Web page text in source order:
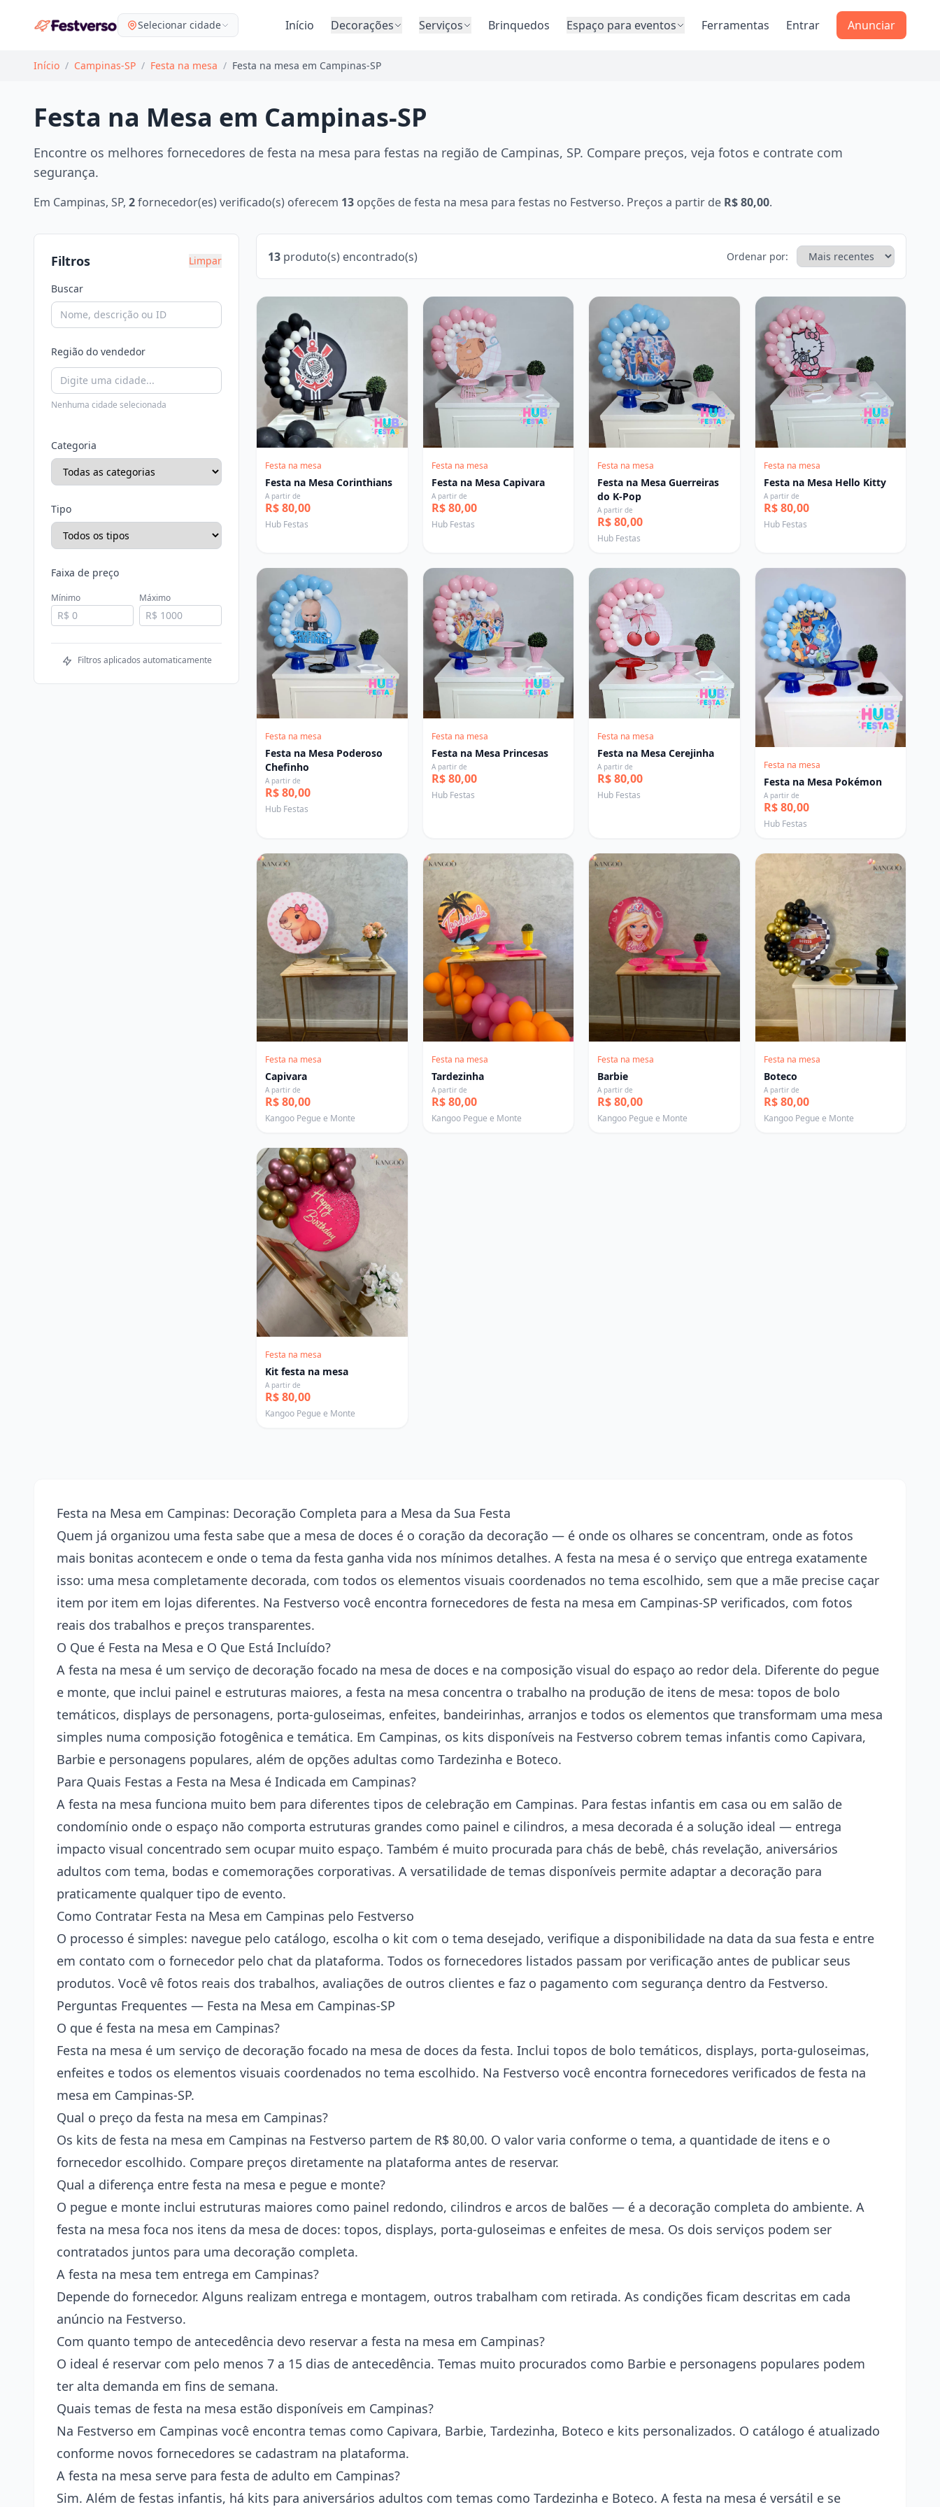
Selecionar cidade Início Decorações Serviços Brinquedos Espaço para eventos Ferramentas Entrar Anunciar
Início / Campinas-SP / Festa na mesa / Festa na mesa em Campinas-SP
Festa na Mesa em Campinas-SP
Encontre os melhores fornecedores de festa na mesa para festas na região de Campinas, SP. Compare preços, veja fotos e contrate com
segurança.
Em Campinas, SP, 2fornecedor(es) verificado(s) oferecem 13 opções de festa na mesa para festas no Festverso. Preços a partir de R$ 80,00.
Filtros Limpar
Buscar
Região do vendedor
Nenhuma cidade selecionada
Categoria
Tipo
Faixa de preço
Mínimo Máximo
Filtros aplicados automaticamente
13 produto(s) encontrado(s) Ordenar por:
Festa na mesa
Festa na Mesa Corinthians
A partir de
R$ 80,00
Hub Festas
Festa na mesa
Festa na Mesa Capivara
A partir de
R$ 80,00
Hub Festas
Festa na mesa
Festa na Mesa Guerreiras
do K-Pop
A partir de
R$ 80,00
Hub Festas
Festa na mesa
Festa na Mesa Hello Kitty
A partir de
R$ 80,00
Hub Festas
Festa na mesa
Festa na Mesa Poderoso
Chefinho
A partir de
R$ 80,00
Hub Festas
Festa na mesa
Festa na Mesa Princesas
A partir de
R$ 80,00
Hub Festas
Festa na mesa
Festa na Mesa Cerejinha
A partir de
R$ 80,00
Hub Festas
Festa na mesa
Festa na Mesa Pokémon
A partir de
R$ 80,00
Hub Festas
Festa na mesa
Capivara
A partir de
R$ 80,00
Kangoo Pegue e Monte
Festa na mesa
Tardezinha
A partir de
R$ 80,00
Kangoo Pegue e Monte
Festa na mesa
Barbie
A partir de
R$ 80,00
Kangoo Pegue e Monte
Festa na mesa
Boteco
A partir de
R$ 80,00
Kangoo Pegue e Monte
Festa na mesa
Kit festa na mesa
A partir de
R$ 80,00
Kangoo Pegue e Monte
Festa na Mesa em Campinas: Decoração Completa para a Mesa da Sua Festa
Quem já organizou uma festa sabe que a mesa de doces é o coração da decoração — é onde os olhares se concentram, onde as fotos
mais bonitas acontecem e onde o tema da festa ganha vida nos mínimos detalhes. A festa na mesa é o serviço que entrega exatamente
isso: uma mesa completamente decorada, com todos os elementos visuais coordenados no tema escolhido, sem que a mãe precise caçar
item por item em lojas diferentes. Na Festverso você encontra fornecedores de festa na mesa em Campinas-SP verificados, com fotos
reais dos trabalhos e preços transparentes.
O Que é Festa na Mesa e O Que Está Incluído?
A festa na mesa é um serviço de decoração focado na mesa de doces e na composição visual do espaço ao redor dela. Diferente do pegue
e monte, que inclui painel e estruturas maiores, a festa na mesa concentra o trabalho na produção de itens de mesa: topos de bolo
temáticos, displays de personagens, porta-guloseimas, enfeites, bandeirinhas, arranjos e todos os elementos que transformam uma mesa
simples numa composição fotogênica e temática. Em Campinas, os kits disponíveis na Festverso cobrem temas infantis como Capivara,
Barbie e personagens populares, além de opções adultas como Tardezinha e Boteco.
Para Quais Festas a Festa na Mesa é Indicada em Campinas?
A festa na mesa funciona muito bem para diferentes tipos de celebração em Campinas. Para festas infantis em casa ou em salão de
condomínio onde o espaço não comporta estruturas grandes como painel e cilindros, a mesa decorada é a solução ideal — entrega
impacto visual concentrado sem ocupar muito espaço. Também é muito procurada para chás de bebê, chás revelação, aniversários
adultos com tema, bodas e comemorações corporativas. A versatilidade de temas disponíveis permite adaptar a decoração para
praticamente qualquer tipo de evento.
Como Contratar Festa na Mesa em Campinas pelo Festverso
O processo é simples: navegue pelo catálogo, escolha o kit com o tema desejado, verifique a disponibilidade na data da sua festa e entre
em contato com o fornecedor pelo chat da plataforma. Todos os fornecedores listados passam por verificação antes de publicar seus
produtos. Você vê fotos reais dos trabalhos, avaliações de outros clientes e faz o pagamento com segurança dentro da Festverso.
Perguntas Frequentes — Festa na Mesa em Campinas-SP
O que é festa na mesa em Campinas?
Festa na mesa é um serviço de decoração focado na mesa de doces da festa. Inclui topos de bolo temáticos, displays, porta-guloseimas,
enfeites e todos os elementos visuais coordenados no tema escolhido. Na Festverso você encontra fornecedores verificados de festa na
mesa em Campinas-SP.
Qual o preço da festa na mesa em Campinas?
Os kits de festa na mesa em Campinas na Festverso partem de R$ 80,00. O valor varia conforme o tema, a quantidade de itens e o
fornecedor escolhido. Compare preços diretamente na plataforma antes de reservar.
Qual a diferença entre festa na mesa e pegue e monte?
O pegue e monte inclui estruturas maiores como painel redondo, cilindros e arcos de balões — é a decoração completa do ambiente. A
festa na mesa foca nos itens da mesa de doces: topos, displays, porta-guloseimas e enfeites de mesa. Os dois serviços podem ser
contratados juntos para uma decoração completa.
A festa na mesa tem entrega em Campinas?
Depende do fornecedor. Alguns realizam entrega e montagem, outros trabalham com retirada. As condições ficam descritas em cada
anúncio na Festverso.
Com quanto tempo de antecedência devo reservar a festa na mesa em Campinas?
O ideal é reservar com pelo menos 7 a 15 dias de antecedência. Temas muito procurados como Barbie e personagens populares podem
ter alta demanda em fins de semana.
Quais temas de festa na mesa estão disponíveis em Campinas?
Na Festverso em Campinas você encontra temas como Capivara, Barbie, Tardezinha, Boteco e kits personalizados. O catálogo é atualizado
conforme novos fornecedores se cadastram na plataforma.
A festa na mesa serve para festa de adulto em Campinas?
Sim. Além de festas infantis, há kits para aniversários adultos com temas como Tardezinha e Boteco. A festa na mesa é versátil e se